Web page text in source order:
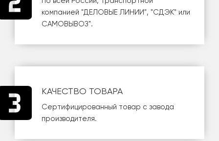
компанией "ДЕЛОВЫЕ ЛИНИИ", "СДЭК" или
САМОВЫВОЗ".
КАЧЕСТВО ТОВАРА
Сертифицированный товар с завода
производителя.